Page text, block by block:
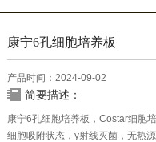
康宁6孔细胞培养板
产品时间：2024-09-02
简要描述：
康宁6孔细胞培养板，Costar细胞
细胞吸附状态，γ射线灭菌，无热